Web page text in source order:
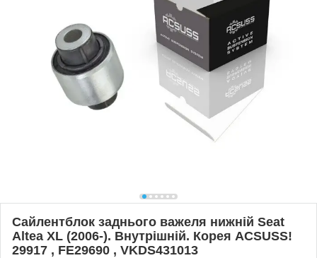
Сайлентблок заднього важеля нижній Seat
Altea XL (2006-). Внутрішній. Корея ACSUSS!
29917 , FE29690 , VKDS431013